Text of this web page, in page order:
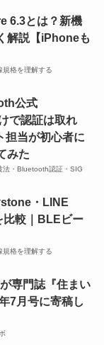
6.3とは？新機
解説【iPhoneも
規格を理解する
公式
で認証は取れ
担当が初心者に
みた
法・Bluetooth認証・SIG
・LINE
較｜BLEビー
規格を理解する
専門誌『住まい
7月号に寄稿し